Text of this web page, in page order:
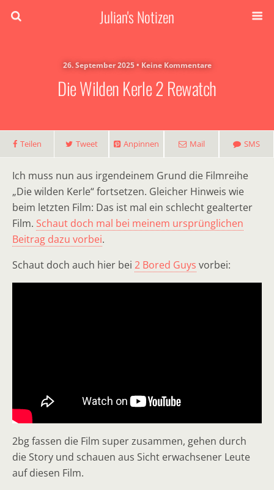
Julian's Notizen
26. September 2025 • Keine Kommentare
Die Wilden Kerle 2 Rewatch
Teilen Tweet Anpinnen Mail SMS
Ich muss nun aus irgendeinem Grund die Filmreihe
„Die wilden Kerle“ fortsetzen. Gleicher Hinweis wie
beim letzten Film: Das ist mal ein schlecht gealterter
Film. Schaut doch mal bei meinem ursprünglichen
Beitrag dazu vorbei.
Schaut doch auch hier bei 2 Bored Guys vorbei:
2bg fassen die Film super zusammen, gehen durch
die Story und schauen aus Sicht erwachsener Leute
auf diesen Film.